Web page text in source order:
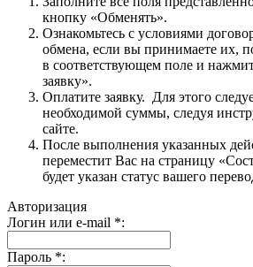
кнопку «Обменять».
Ознакомьтесь с условиями
обмена, если вы принимаете их,
в соответствующем поле и
заявку».
Оплатите заявку. Для этого
необходимой суммы, следуя
сайте.
После выполнения указанных
переместит Вас на страницу
будет указан статус вашего
Авторизация
Логин или e-mail *:
Пароль *: